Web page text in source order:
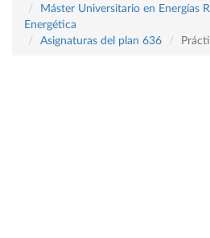
Máster Universitario en Energías
Energética
Asignaturas del plan 636